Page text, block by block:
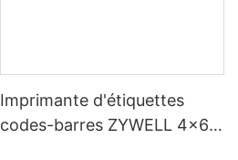
Imprimante d'étiquettes
codes-barres ZYWELL 4x6